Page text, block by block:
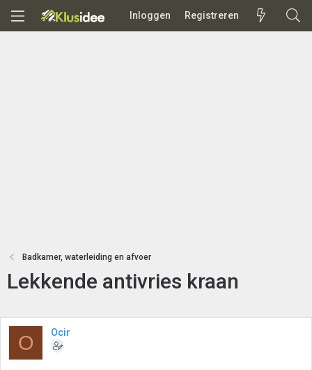
Inloggen Registreren
Badkamer, waterleiding en afvoer
Lekkende antivries kraan
O Ocir